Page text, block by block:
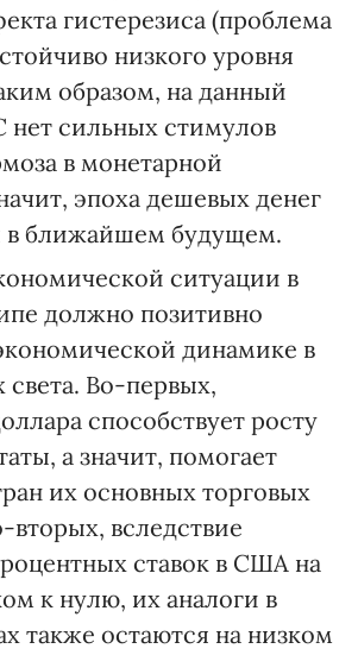
гистерезиса (проблема
низкого уровня
образом, на данный
сильных стимулов
в монетарной
эпоха дешевых денег
в ближайшем будущем.
ситуации в
должно позитивно
динамике в
света. Во-первых,
способствует росту
а значит, помогает
их основных торговых
вторых, вследствие
ставок в США на
к нулю, их аналоги в
также остаются на низком